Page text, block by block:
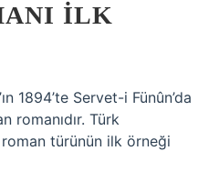
ILK
1894’te Servet-i Fünûn’da
romanıdır. Türk
türünün ilk örneği